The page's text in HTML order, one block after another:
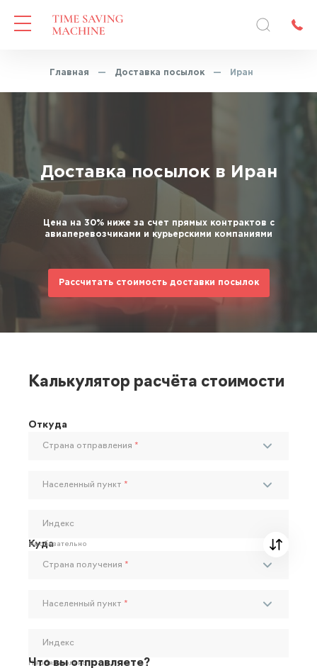
Главная — Доставка посылок — Иран
Доставка посылок в Иран
Цена на 30% ниже за счет прямых контрактов с
авиаперевозчиками и курьерскими компаниями
Рассчитать стоимость доставки посылок
Калькулятор расчёта стоимости
Откуда
Страна отправления *
Населенный пункт *
Индекс
Необязательно
Куда
Страна получения *
Населенный пункт *
Индекс
Необязательно
Что вы отправляете?